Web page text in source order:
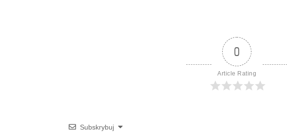
0
Article Rating
Subskrybuj